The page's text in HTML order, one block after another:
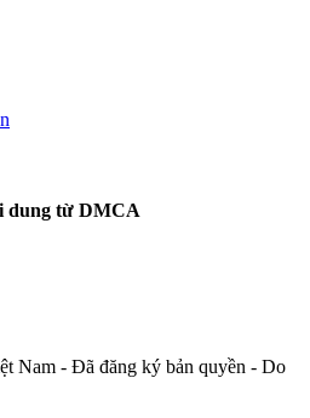
dung từ DMCA
Nam - Đã đăng ký bản quyền - Do